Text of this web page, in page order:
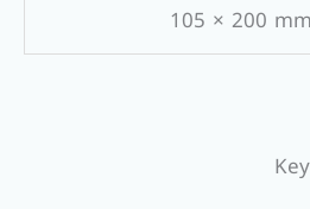
105 × 200 mm